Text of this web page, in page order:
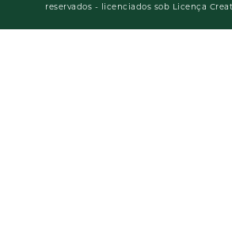
reservados - licenciados sob Licença